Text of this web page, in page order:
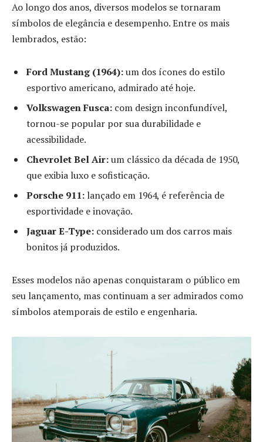
Ao longo dos anos, diversos modelos se tornaram
símbolos de elegância e desempenho. Entre os mais
lembrados, estão:
Ford Mustang (1964):um dos ícones do estilo
esportivo americano, admirado até hoje.
Volkswagen Fusca: com design inconfundível,
tornou-se popular por sua durabilidade e
acessibilidade.
Chevrolet Bel Air:um clássico da década de 1950,
que exibia luxo e sofisticação.
Porsche 911: lançado em 1964, é referência de
esportividade e inovação.
Jaguar E-Type: considerado um dos carros mais
bonitos já produzidos.
Esses modelos não apenas conquistaram o público em
seu lançamento, mas continuam a ser admirados como
símbolos atemporais de estilo e engenharia.